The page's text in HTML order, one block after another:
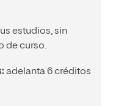
estudios, sin
de curso.
adelanta 6 créditos